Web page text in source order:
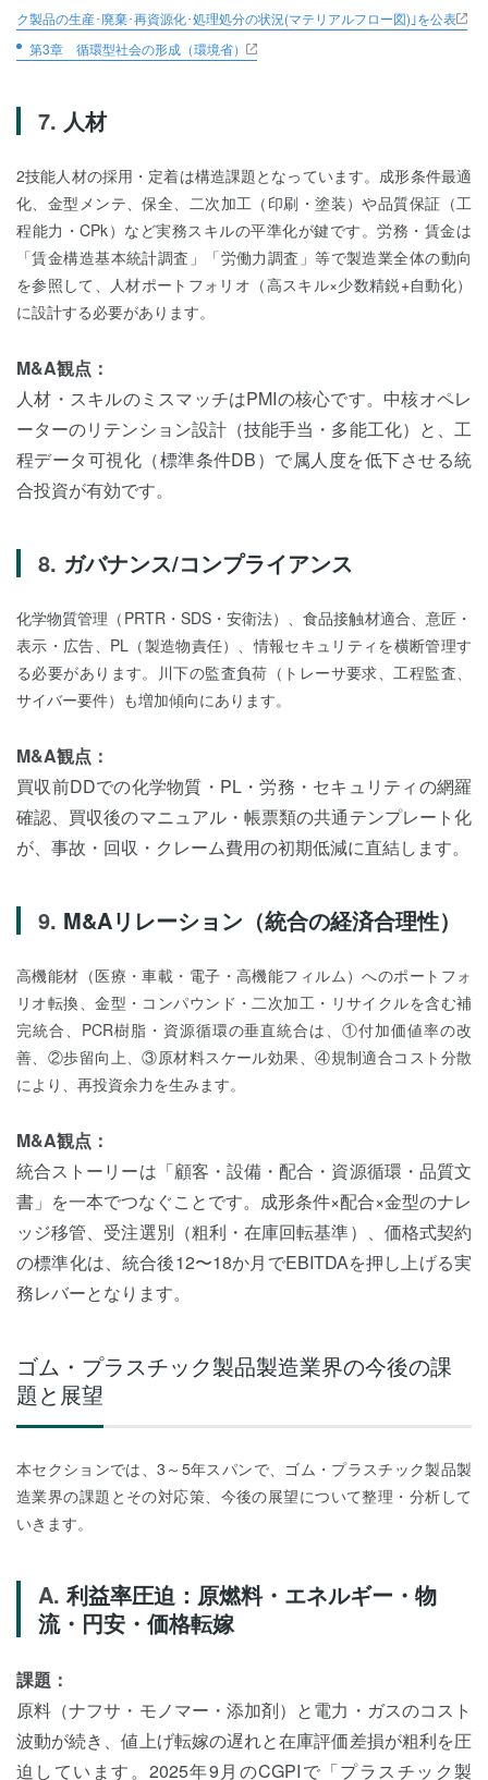
ク製品の生産･廃棄･再資源化･処理処分の状況(マテリアルフロー図)｣を公表
第3章 循環型社会の形成（環境省）
人材
2技能人材の採用・定着は構造課題となっています。成形条件最適
化、金型メンテ、保全、二次加工（印刷・塗装）や品質保証（工
程能力・CPk）など実務スキルの平準化が鍵です。労務・賃金は
「賃金構造基本統計調査」「労働力調査」等で製造業全体の動向
を参照して、人材ポートフォリオ（高スキル×少数精鋭+自動化）
に設計する必要があります。
M&A観点：
人材・スキルのミスマッチはPMIの核心です。中核オペレ
ーターのリテンション設計（技能手当・多能工化）と、工
程データ可視化（標準条件DB）で属人度を低下させる統
合投資が有効です。
ガバナンス/コンプライアンス
化学物質管理（PRTR・SDS・安衛法）、食品接触材適合、意匠・
表示・広告、PL（製造物責任）、情報セキュリティを横断管理す
る必要があります。川下の監査負荷（トレーサ要求、工程監査、
サイバー要件）も増加傾向にあります。
M&A観点：
買収前DDでの化学物質・PL・労務・セキュリティの網羅
確認、買収後のマニュアル・帳票類の共通テンプレート化
が、事故・回収・クレーム費用の初期低減に直結します。
M&Aリレーション（統合の経済合理性）
高機能材（医療・車載・電子・高機能フィルム）へのポートフォ
リオ転換、金型・コンパウンド・二次加工・リサイクルを含む補
完統合、PCR樹脂・資源循環の垂直統合は、①付加価値率の改
善、②歩留向上、③原材料スケール効果、④規制適合コスト分散
により、再投資余力を生みます。
M&A観点：
統合ストーリーは「顧客・設備・配合・資源循環・品質文
書」を一本でつなぐことです。成形条件×配合×金型のナレ
ッジ移管、受注選別（粗利・在庫回転基準）、価格式契約
の標準化は、統合後12〜18か月でEBITDAを押し上げる実
務レバーとなります。
ゴム・プラスチック製品製造業界の今後の課
題と展望
本セクションでは、3～5年スパンで、ゴム・プラスチック製品製
造業界の課題とその対応策、今後の展望について整理・分析して
いきます。
利益率圧迫：原燃料・エネルギー・物
流・円安・価格転嫁
課題：
原料（ナフサ・モノマー・添加剤）と電力・ガスのコスト
波動が続き、値上げ転嫁の遅れと在庫評価差損が粗利を圧
迫しています。2025年9月のCGPIで「プラスチック製